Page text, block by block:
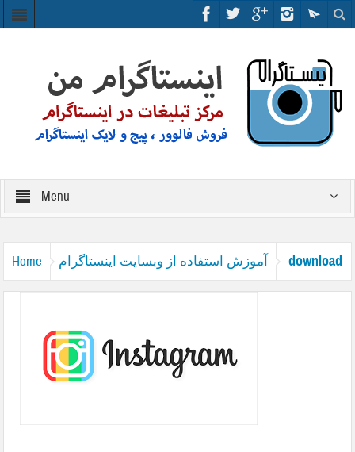
Menu
Home آموزش استفاده از وبسایت اینستاگرام download